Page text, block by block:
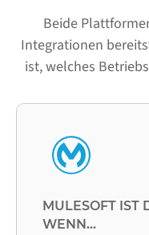
Beide
Integrationen
ist, welches
MULESOFT IST
WENN...